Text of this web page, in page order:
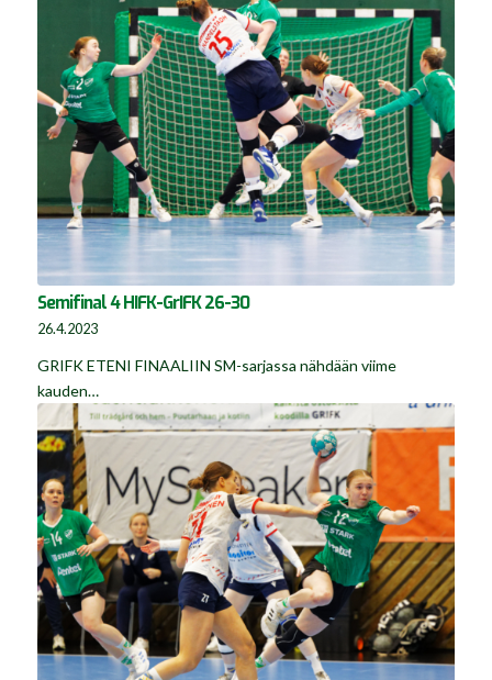
Semifinal 4 HIFK-GrIFK 26-30
26.4.2023
GRIFK ETENI FINAALIIN SM-sarjassa nähdään viime
kauden…